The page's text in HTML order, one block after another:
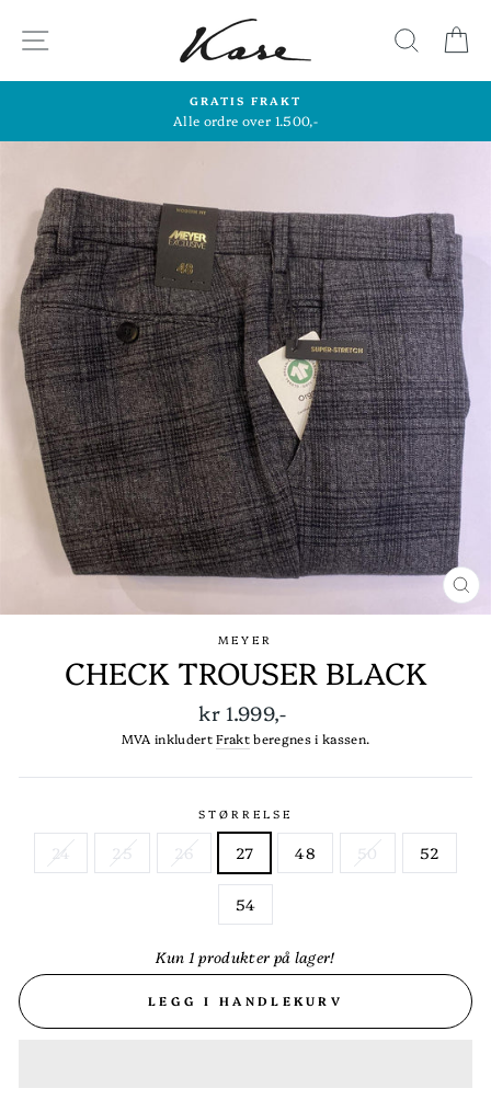
innhold
SIDENAVIGASJON SØK
GRATIS FRAKT
Alle ordre over 1.500,-
MEYER
CHECK TROUSER BLACK
Ordinær
pris
kr 1.999,-
MVA inkludertFraktberegnes i kassen.
STØRRELSE
24 25 26 27 48 50 52
54
Kun 1 produkter på lager!
LEGG I HANDLEKURV